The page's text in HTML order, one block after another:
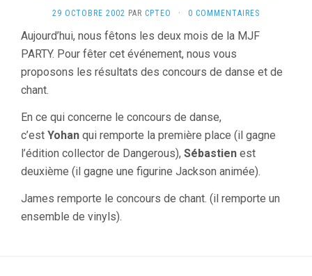
29 OCTOBRE 2002 PAR CPTEO · 0 COMMENTAIRES
Aujourd’hui, nous fêtons les deux mois de la MJF
PARTY. Pour fêter cet événement, nous vous
proposons les résultats des concours de danse et de
chant.
En ce qui concerne le concours de danse,
c’est Yohan qui remporte la première place (il gagne
l’édition collector de Dangerous), Sébastien est
deuxième (il gagne une figurine Jackson animée).
James remporte le concours de chant. (il remporte un
ensemble de vinyls).